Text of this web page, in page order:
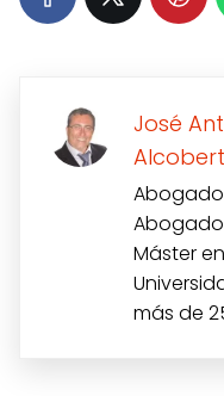
José
Alcobert
Máster
más de